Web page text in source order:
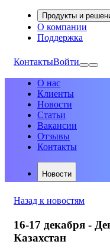
Продукты и
О компании
Поддержка
КонтактыВойти
О нас
Клиенты
Новости
Статьи
Вакансии
Отзывы
Контакты
Новости
Назад к новостям
16-17 декабря -
Казахстан